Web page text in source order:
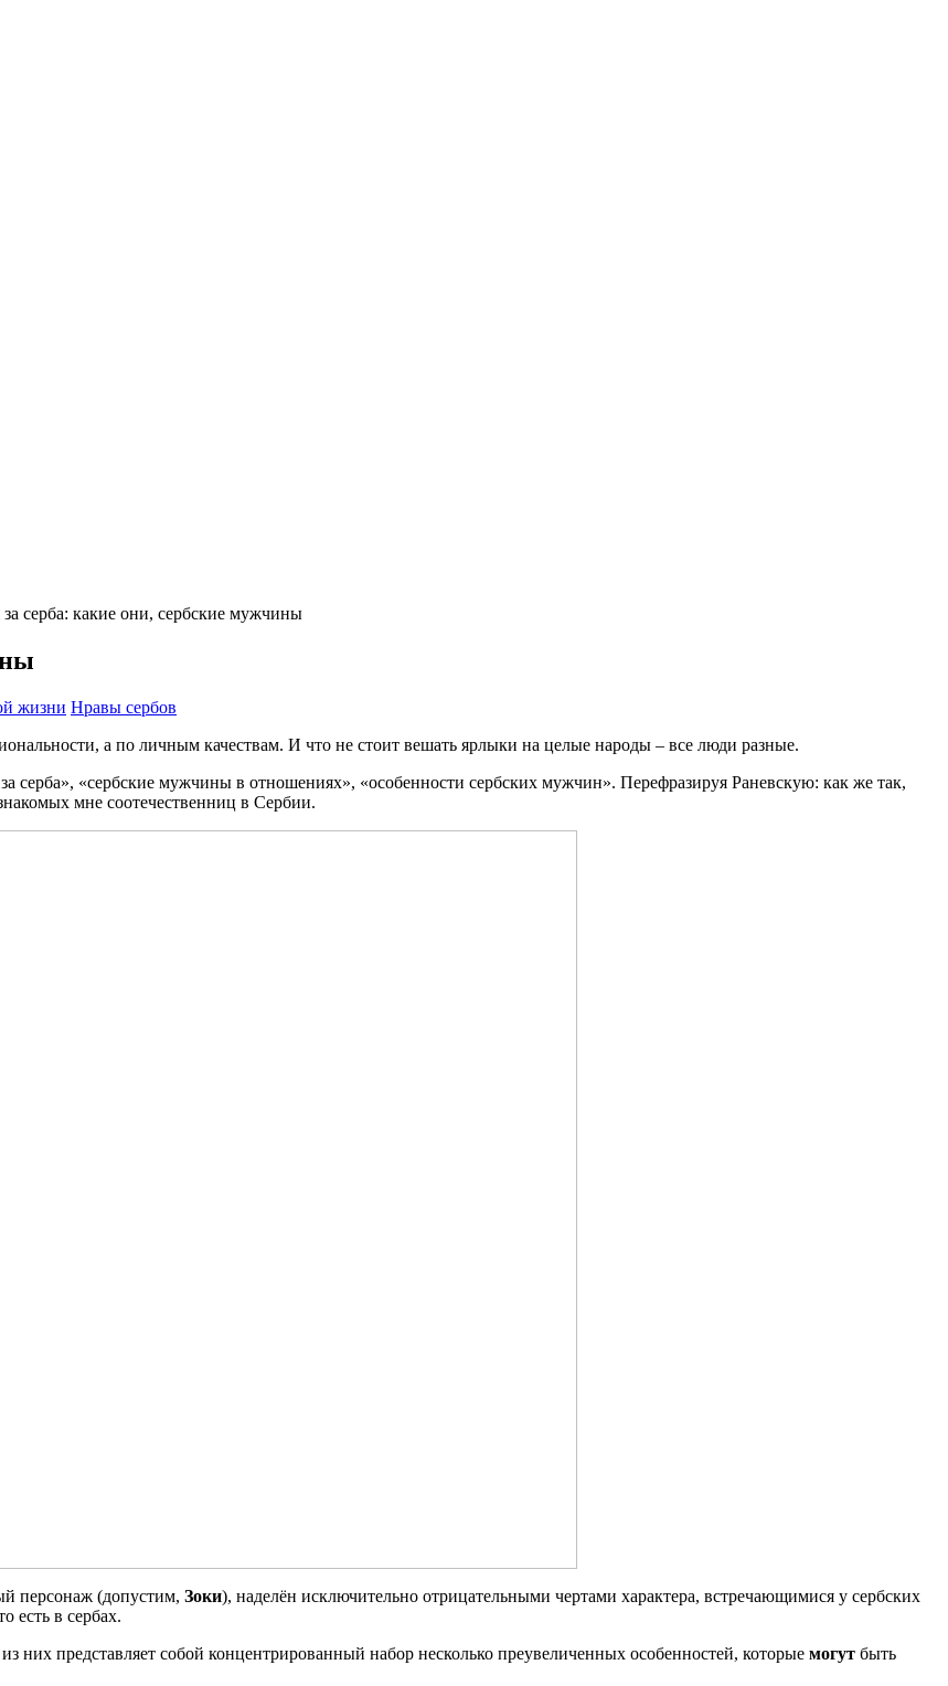
серба: какие они, сербские мужчины
жизни Нравы сербов
а по личным качествам. И что не стоит вешать ярлыки на целые народы – все люди разные.
серба», «сербские мужчины в отношениях», «особенности сербских мужчин». Перефразируя Раневскую: как же так,
мне соотечественниц в Сербии.
персонаж (допустим, Зоки), наделён исключительно отрицательными чертами характера, встречающимися у сербских
есть в сербах.
них представляет собой концентрированный набор несколько преувеличенных особенностей, которые могут быть